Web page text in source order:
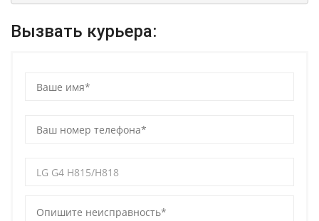
Вызвать курьера: